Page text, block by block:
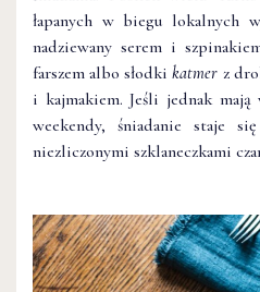
łapanych w biegu lokalnych
nadziewany serem i
farszem albo słodkikatmer z
i kajmakiem. Jeśli jednak mają
weekendy, śniadanie staje
niezliczonymi szklaneczkami